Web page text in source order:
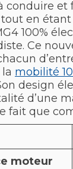
conduire et
en étant
100%
Ce
mobilité
design
d’une
fait que
moteur